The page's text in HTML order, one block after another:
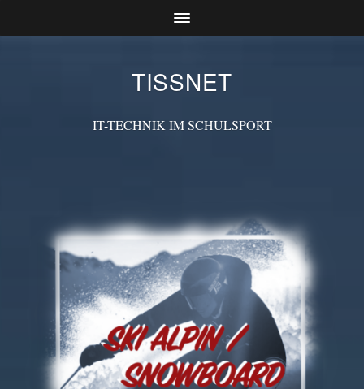
TISSNET
IT-TECHNIK IM SCHULSPORT